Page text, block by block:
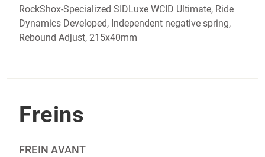
RockShox-Specialized SIDLuxe WCID Ultimate, Ride
Dynamics Developed, Independent negative spring,
Rebound Adjust, 215x40mm
Freins
FREIN AVANT